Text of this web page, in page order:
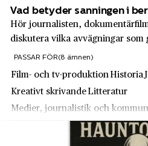
CE Johansson AB
Cellwoodgruppen
Champis
Chanel
Claas
Gnosjö
Gotlands
Grängesberg
Vad betyder sanningen i
Hör journalisten,
diskutera vilka avvägningar
romaner när sanningen ska
PASSAR FÖR(8 ämnen)
Film- och tv-produktion Historia
Kreativt skrivande Litteratur
Medier, journalistik och